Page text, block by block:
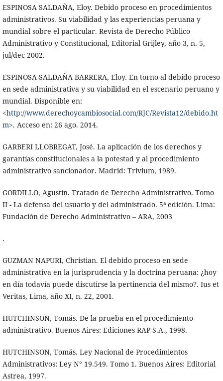
ESPINOSA SALDAÑA, Eloy. Debido proceso en procedimientos
administrativos. Su viabilidad y las experiencias peruana y
mundial sobre el particular. Revista de Derecho Público
Administrativo y Constitucional, Editorial Grijley, año 3, n. 5,
jul/dec 2002.
ESPINOSA-SALDAÑA BARRERA, Eloy. En torno al debido proceso
en sede administrativa y su viabilidad en el escenario peruano y
mundial. Disponible en:
<http://www.derechoycambiosocial.com/RJC/Revista12/debido.ht
m>. Acceso en: 26 ago. 2014.
GARBERI LLOBREGAT, José. La aplicación de los derechos y
garantías constitucionales a la potestad y al procedimiento
administrativo sancionador. Madrid: Trivium, 1989.
GORDILLO, Agustín. Tratado de Derecho Administrativo. Tomo
II - La defensa del usuario y del administrado. 5ª edición. Lima:
Fundación de Derecho Administrativo – ARA, 2003
.
GUZMAN NAPURI, Christian. El debido proceso en sede
administrativa en la jurisprudencia y la doctrina peruana: ¿hoy
en día todavía puede discutirse la pertinencia del mismo?. Ius et
Veritas, Lima, año XI, n. 22, 2001.
HUTCHINSON, Tomás. De la prueba en el procedimiento
administrativo. Buenos Aires: Ediciones RAP S.A., 1998.
HUTCHINSON, Tomás. Ley Nacional de Procedimientos
Administrativos: Ley N° 19.549. Tomo 1. Buenos Aires: Editorial
Astrea, 1997.